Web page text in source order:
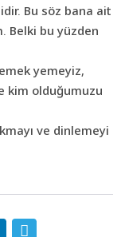
Bu söz bana ait
Belki bu yüzden
yemeyiz,
kim olduğumuzu
ve dinlemeyi